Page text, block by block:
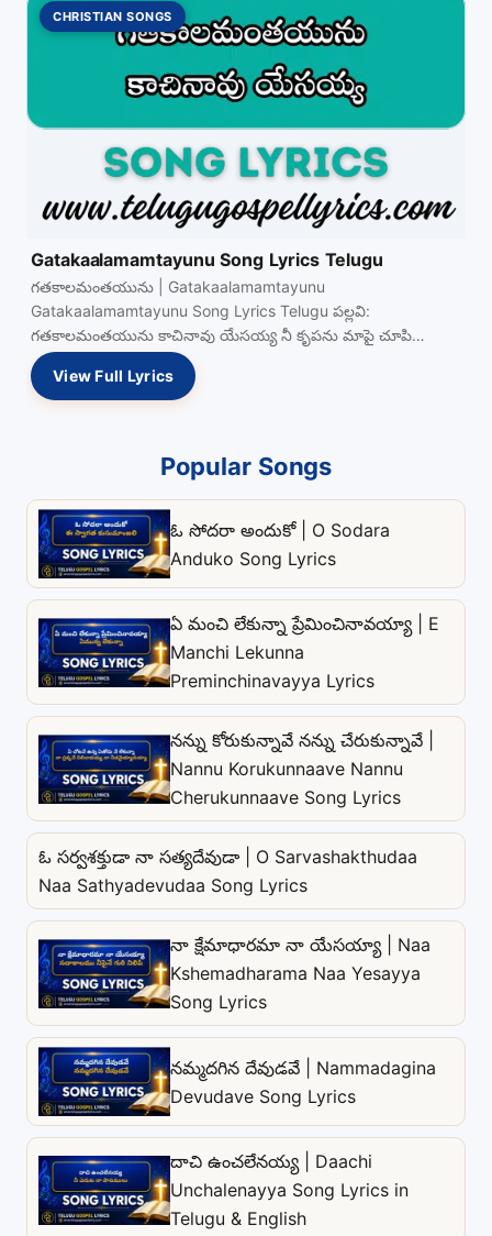
CHRISTIAN SONGS
Gatakaalamamtayunu Song Lyrics Telugu
గతకాలమంతయును | Gatakaalamamtayunu
Gatakaalamamtayunu Song Lyrics Telugu పల్లవి:
గతకాలమంతయును కాచినావు యేసయ్య నీ కృపను మాపై చూపి
నడిపించినావయ్య {నా దిక్కు నీవేనయ్య దయచూపు యేసయ్య నా Read
more…
View Full Lyrics
Popular Songs
ఓ సోదరా అందుకో | O Sodara
Anduko Song Lyrics
ఏ మంచి లేకున్నా ప్రేమించినావయ్యా | E
Manchi Lekunna
Preminchinavayya Lyrics
నన్ను కోరుకున్నావే నన్ను చేరుకున్నావే |
Nannu Korukunnaave Nannu
Cherukunnaave Song Lyrics
ఓ సర్వశక్తుడా నా సత్యదేవుడా | O Sarvashakthudaa
Naa Sathyadevudaa Song Lyrics
నా క్షేమాధారమా నా యేసయ్యా | Naa
Kshemadharama Naa Yesayya
Song Lyrics
నమ్మదగిన దేవుడవే | Nammadagina
Devudave Song Lyrics
దాచి ఉంచలేనయ్య | Daachi
Unchalenayya Song Lyrics in
Telugu & English